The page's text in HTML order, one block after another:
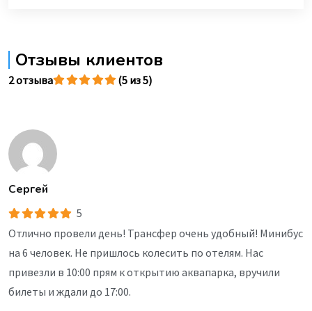
Отзывы клиентов
2 отзыва (5 из 5)
Сергей
5
Отлично провели день! Трансфер очень удобный! Минибус
на 6 человек. Не пришлось колесить по отелям. Нас
привезли в 10:00 прям к открытию аквапарка, вручили
билеты и ждали до 17:00.